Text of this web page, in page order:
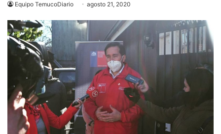
Equipo TemucoDiario agosto 21, 2020